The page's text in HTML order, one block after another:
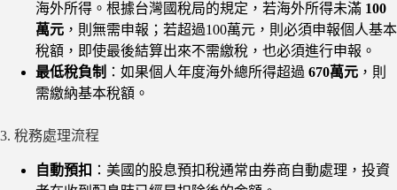
海外所得。根據台灣國稅局的規定，若海外所得未滿 100
萬元 ，則無需申報；若超過100萬元，則必須申報個人基本
稅額，即使最後結算出來不需繳稅，也必須進行申報。
最低稅負制 ：如果個人年度海外總所得超過 670萬元 ，則
需繳納基本稅額。
3. 稅務處理流程
自動預扣 ：美國的股息預扣稅通常由券商自動處理，投資